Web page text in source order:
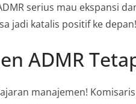
serius mau ekspansi
jadi katalis positif ke depan!
ADMR
manajemen!